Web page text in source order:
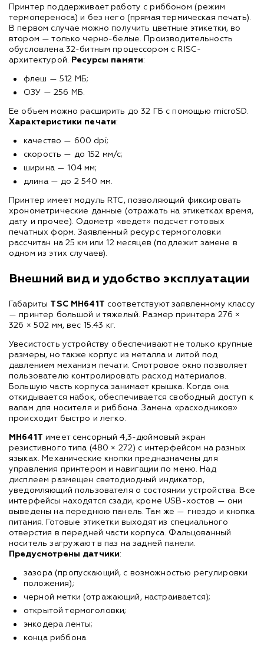
Принтер поддерживает работу с риббоном (режим
термопереноса) и без него (прямая термическая печать).
В первом случае можно получить цветные этикетки, во
втором — только черно-белые. Производительность
обусловлена 32-битным процессором с RISC-
архитектурой. Ресурсы памяти:
флеш — 512 МБ;
ОЗУ — 256 МБ.
Ее объем можно расширить до 32 ГБ с помощью microSD.
Характеристики печати:
качество — 600 dpi;
скорость — до 152 мм/с;
ширина — 104 мм;
длина — до 2 540 мм.
Принтер имеет модуль RTC, позволяющий фиксировать
хронометрические данные (отражать на этикетках время,
дату и прочее). Одометр «ведет» подсчет готовых
печатных форм. Заявленный ресурс термоголовки
рассчитан на 25 км или 12 месяцев (подлежит замене в
одном из этих случаев).
Внешний вид и удобство эксплуатации
Габариты TSC MH641T соответствуют заявленному классу
— принтер большой и тяжелый. Размер принтера 276 ×
326 × 502 мм, вес 15.43 кг.
Увесистость устройству обеспечивают не только крупные
размеры, но также корпус из металла и литой под
давлением механизм печати. Смотровое окно позволяет
пользователю контролировать расход материалов.
Большую часть корпуса занимает крышка. Когда она
откидывается набок, обеспечивается свободный доступ к
валам для носителя и риббона. Замена «расходников»
происходит быстро и легко.
MH641T имеет сенсорный 4,3-дюймовый экран
резистивного типа (480 × 272) с интерфейсом на разных
языках. Механические кнопки предназначены для
управления принтером и навигации по меню. Над
дисплеем размещен светодиодный индикатор,
уведомляющий пользователя о состоянии устройства. Все
интерфейсы находятся сзади, кроме USB-хостов — они
выведены на переднюю панель. Там же — гнездо и кнопка
питания. Готовые этикетки выходят из специального
отверстия в передней части корпуса. Фальцованный
носитель загружают в паз на задней панели.
Предусмотрены датчики:
зазора (пропускающий, с возможностью регулировки
положения);
черной метки (отражающий, настраивается);
открытой термоголовки;
энкодера ленты;
конца риббона.